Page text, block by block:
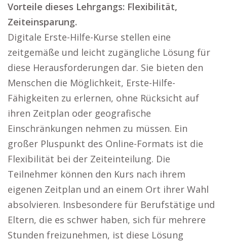
Vorteile dieses Lehrgangs: Flexibilität,
Zeiteinsparung.
Digitale Erste-Hilfe-Kurse stellen eine
zeitgemäße und leicht zugängliche Lösung für
diese Herausforderungen dar. Sie bieten den
Menschen die Möglichkeit, Erste-Hilfe-
Fähigkeiten zu erlernen, ohne Rücksicht auf
ihren Zeitplan oder geografische
Einschränkungen nehmen zu müssen. Ein
großer Pluspunkt des Online-Formats ist die
Flexibilität bei der Zeiteinteilung. Die
Teilnehmer können den Kurs nach ihrem
eigenen Zeitplan und an einem Ort ihrer Wahl
absolvieren. Insbesondere für Berufstätige und
Eltern, die es schwer haben, sich für mehrere
Stunden freizunehmen, ist diese Lösung